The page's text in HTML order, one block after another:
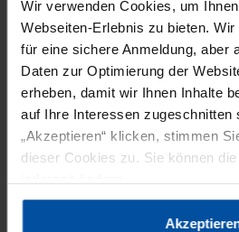
Wir verwenden Cookies, um
Webseiten-Erlebnis zu bieten.
für eine sichere Anmeldung, aber
Daten zur Optimierung der
erheben, damit wir Ihnen Inhalte
auf Ihre Interessen zugeschnitten
„Akzeptieren“ klicken, stimmen
dieser Cookies zu. Sie können
Datenschutzerklärung|
VERPACKUNG EVENTS
21. September 2021
ONLINE-SPECIAL MACHT
BESUCH NOCH